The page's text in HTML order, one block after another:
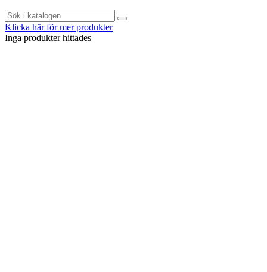
Klicka här för mer produkter
Inga produkter hittades